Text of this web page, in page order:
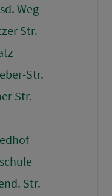
Weg
Str.
Str.
Str.
Str.